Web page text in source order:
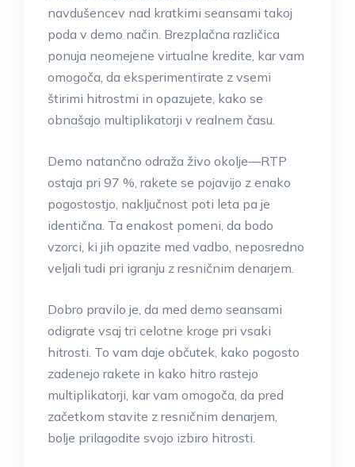
navdušencev nad kratkimi seansami takoj
poda v demo način. Brezplačna različica
ponuja neomejene virtualne kredite, kar vam
omogoča, da eksperimentirate z vsemi
štirimi hitrostmi in opazujete, kako se
obnašajo multiplikatorji v realnem času.
Demo natančno odraža živo okolje—RTP
ostaja pri 97 %, rakete se pojavijo z enako
pogostostjo, naključnost poti leta pa je
identična. Ta enakost pomeni, da bodo
vzorci, ki jih opazite med vadbo, neposredno
veljali tudi pri igranju z resničnim denarjem.
Dobro pravilo je, da med demo seansami
odigrate vsaj tri celotne kroge pri vsaki
hitrosti. To vam daje občutek, kako pogosto
zadenejo rakete in kako hitro rastejo
multiplikatorji, kar vam omogoča, da pred
začetkom stavite z resničnim denarjem,
bolje prilagodite svojo izbiro hitrosti.